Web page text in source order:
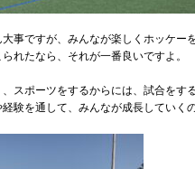
事ですが、みんなが楽しくホッケーを
れたなら、それが一番良いですよ。
スポーツをするからには、試合をす
験を通して、みんなが成長していく